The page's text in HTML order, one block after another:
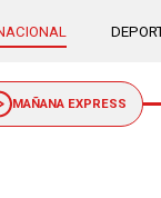
MAÑANA EXPRESS